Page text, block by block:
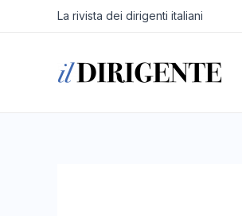
La rivista dei dirigenti italiani
Navigazione